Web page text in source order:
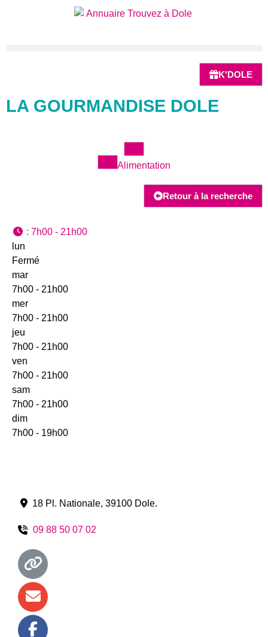
K'DOLE
LA GOURMANDISE DOLE
Alimentation
Retour à la recherche
: 7h00 - 21h00
lun
Fermé
mar
7h00 - 21h00
mer
7h00 - 21h00
jeu
7h00 - 21h00
ven
7h00 - 21h00
sam
7h00 - 21h00
dim
7h00 - 19h00
18 Pl. Nationale, 39100 Dole.
09 88 50 07 02